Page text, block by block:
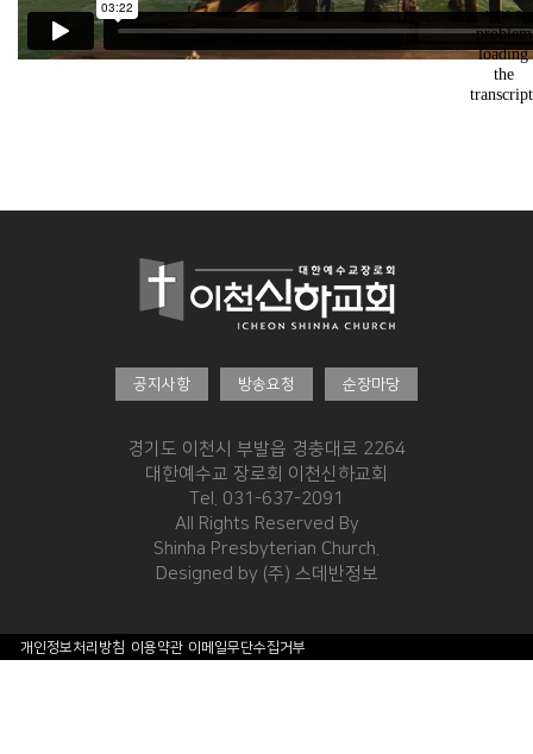
공지사항 방송요청 순장마당
경기도 이천시 부발읍 경충대로 2264
대한예수교 장로회 이천신하교회
Tel. 031-637-2091
All Rights Reserved By
Shinha Presbyterian Church.
Designed by (주) 스데반정보
개인정보처리방침 이용약관 이메일무단수집거부